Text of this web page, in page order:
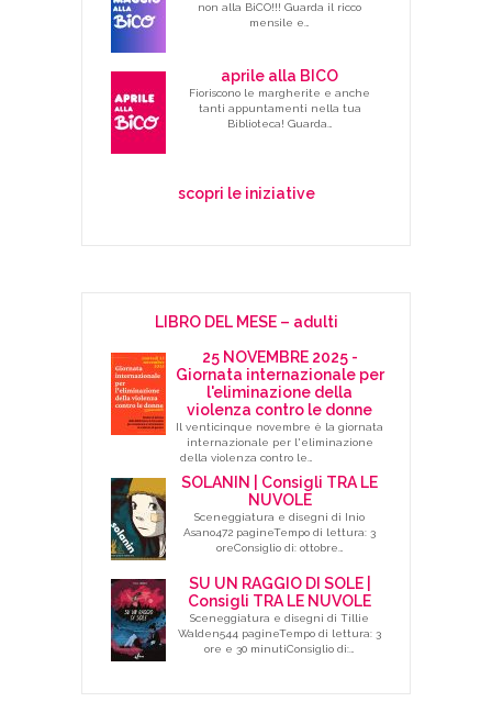
non alla BiCO!!! Guarda il ricco
mensile e…
aprile alla BICO
Fioriscono le margherite e anche
tanti appuntamenti nella tua
Biblioteca! Guarda…
scopri le iniziative
LIBRO DEL MESE – adulti
25 NOVEMBRE 2025 -
Giornata internazionale per
l'eliminazione della
violenza contro le donne
Il venticinque novembre è la giornata
internazionale per l'eliminazione
della violenza contro le…
SOLANIN | Consigli TRA LE
NUVOLE
Sceneggiatura e disegni di Inio
Asano472 pagineTempo di lettura: 3
oreConsiglio di: ottobre…
SU UN RAGGIO DI SOLE |
Consigli TRA LE NUVOLE
Sceneggiatura e disegni di Tillie
Walden544 pagineTempo di lettura: 3
ore e 30 minutiConsiglio di:…